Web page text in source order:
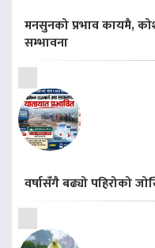
मनसुनको प्रभाव कायमै,
सम्भावना
वर्षासँगै बढ्यो पहिरोको